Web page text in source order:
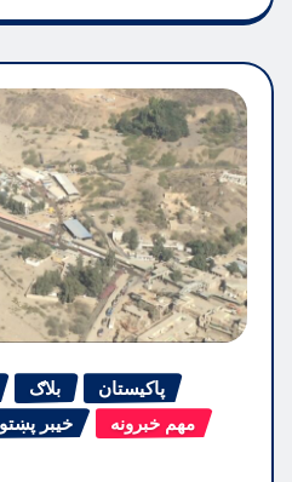
بلاګ
پاکیستان
خیبر
مهم خبرونه